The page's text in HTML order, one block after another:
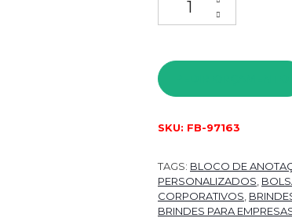
SKU: FB-97163
TAGS: BLOCO DE
PERSONALIZADOS
CORPORATIVOS
BRINDES PARA